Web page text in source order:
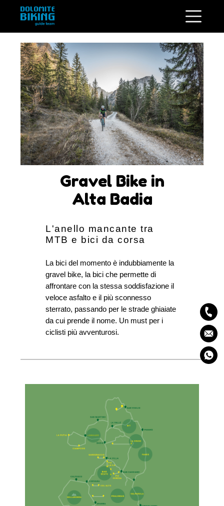
Gravel Bike in
Alta Badia
L'anello mancante tra
MTB e bici da corsa
La bici del momento è indubbiamente la
gravel bike, la bici che permette di
affrontare con la stessa soddisfazione il
veloce asfalto e il più sconnesso
sterrato, passando per le strade ghiaiate
da cui prende il nome. Un must per i
ciclisti più avventurosi.